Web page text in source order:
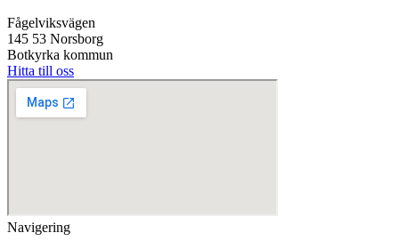
Fågelviksvägen
145 53 Norsborg
Botkyrka kommun
Hitta till oss
Navigering